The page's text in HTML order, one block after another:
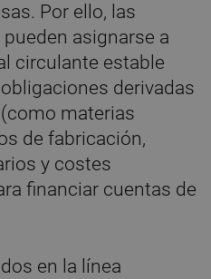
Por ello, las
asignarse a
circulante estable
derivadas
materias
de fabricación,
y costes
financiar cuentas de
en la línea